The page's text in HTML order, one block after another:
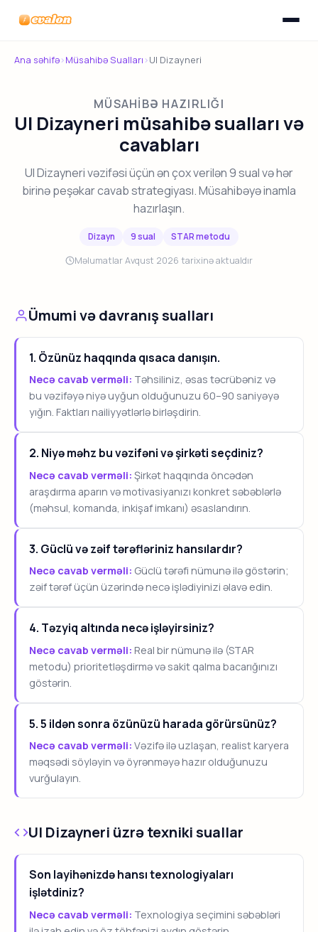
Evalon
Ana səhifə›Müsahibə Sualları ›UI Dizayneri
MÜSAHIBƏ HAZIRLIĞI
UI Dizayneri müsahibə sualları və
cavabları
UI Dizayneri vəzifəsi üçün ən çox verilən 9 sual və hər
birinə peşəkar cavab strategiyası. Müsahibəyə inamla
hazırlaşın.
Dizayn 9 sual
STAR metodu
Məlumatlar Avqust 2026 tarixinə aktualdır
Ümumi və davranış sualları
1. Özünüz haqqında qısaca danışın.
Necə cavab verməli: Təhsiliniz, əsas təcrübəniz və
bu vəzifəyə niyə uyğun olduğunuzu 60–90 saniyəyə
yığın. Faktları nailiyyətlərlə birləşdirin.
2. Niyə məhz bu vəzifəni və şirkəti seçdiniz?
Necə cavab verməli: Şirkət haqqında öncədən
araşdırma aparın və motivasiyanızı konkret səbəblərlə
(məhsul, komanda, inkişaf imkanı) əsaslandırın.
3. Güclü və zəif tərəfləriniz hansılardır?
Necə cavab verməli: Güclü tərəfi nümunə ilə göstərin;
zəif tərəf üçün üzərində necə işlədiyinizi əlavə edin.
4. Təzyiq altında necə işləyirsiniz?
Necə cavab verməli: Real bir nümunə ilə (STAR
metodu) prioritetləşdirmə və sakit qalma bacarığınızı
göstərin.
5. 5 ildən sonra özünüzü harada görürsünüz?
Necə cavab verməli: Vəzifə ilə uzlaşan, realist karyera
məqsədi söyləyin və öyrənməyə hazır olduğunuzu
vurğulayın.
UI Dizayneri üzrə texniki suallar
Son layihənizdə hansı texnologiyaları
işlətdiniz?
Necə cavab verməli: Texnologiya seçimini səbəbləri